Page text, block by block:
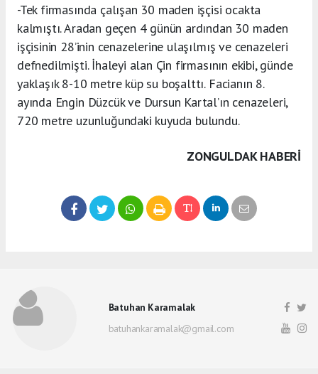
-Tek firmasında çalışan 30 maden işçisi ocakta
kalmıştı. Aradan geçen 4 günün ardından 30 maden
işçisinin 28’inin cenazelerine ulaşılmış ve cenazeleri
defnedilmişti. İhaleyi alan Çin firmasının ekibi, günde
yaklaşık 8-10 metre küp su boşalttı. Facianın 8.
ayında Engin Düzcük ve Dursun Kartal’ın cenazeleri,
720 metre uzunluğundaki kuyuda bulundu.
ZONGULDAK HABERİ
Batuhan Karamalak
batuhankaramalak@gmail.com